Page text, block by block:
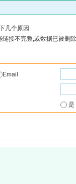
几个原因:
接不完整,或数据已被删
Email